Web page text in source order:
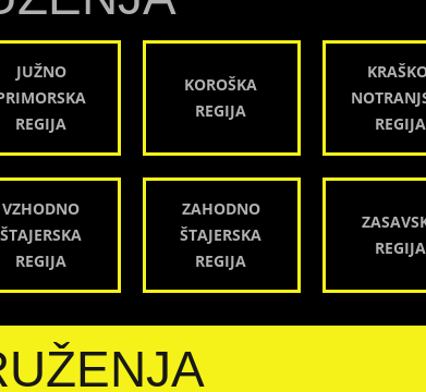
JUŽNO
REGIJA
KOROŠKA
REGIJA
REGIJA
VZHODNO
ŠTAJERSKA
REGIJA
ZAHODNO
ŠTAJERSKA
REGIJA
REGIJA